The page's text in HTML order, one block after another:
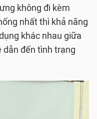
không đi kèm
nhất thì khả năng
khác nhau giữa
dẫn đến tình trạng